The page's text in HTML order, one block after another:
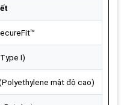
I)
mật độ cao)